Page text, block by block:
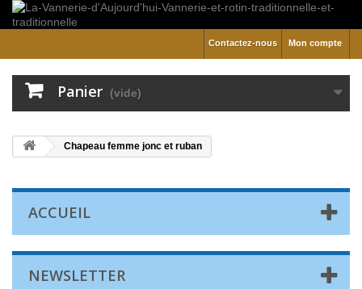
Mon compte
Contactez-nous
Panier (vide)
Chapeau femme jonc et ruban
ACCUEIL
NEWSLETTER